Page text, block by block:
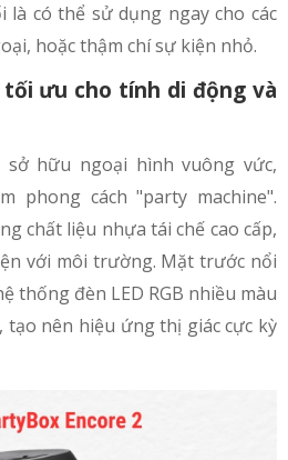
là có thể sử dụng ngay cho các
hoặc thậm chí sự kiện nhỏ.
ưu cho tính di động và
sở hữu ngoại hình vuông vức,
phong cách "party machine".
chất liệu nhựa tái chế cao cấp,
với môi trường. Mặt trước nổi
thống đèn LED RGB nhiều màu
tạo nên hiệu ứng thị giác cực kỳ